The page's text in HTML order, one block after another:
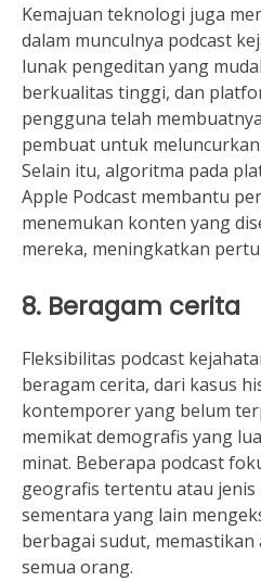
Kemajuan teknologi juga
dalam munculnya podcast
lunak pengeditan yang
berkualitas tinggi, dan
pengguna telah
pembuat untuk
Selain itu, algoritma pada
Apple Podcast membantu
menemukan konten yang
mereka, meningkatkan
8. Beragam cerita
Fleksibilitas podcast
beragam cerita, dari kasus
kontemporer yang belum
memikat demografis yang
minat. Beberapa podcast
geografis tertentu atau
sementara yang lain
berbagai sudut,
semua orang.